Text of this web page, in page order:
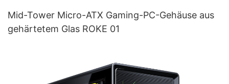
Mid-Tower Micro-ATX Gaming-PC-Gehäuse aus
gehärtetem Glas ROKE 01